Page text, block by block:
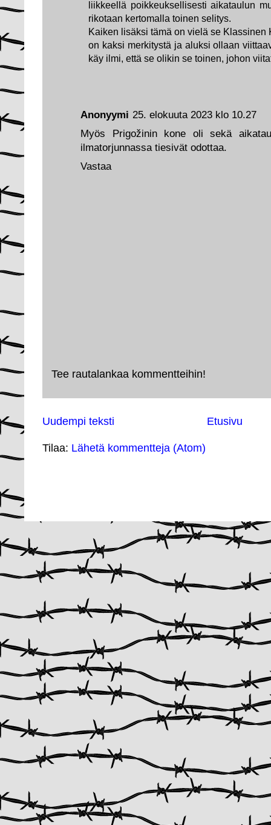
Anonyymi 25. elokuuta 2023 klo 10.27
Myös Prigožinin kone oli sekä
ilmatorjunnassa tiesivät odottaa.
Vastaa
liikkeellä poikkeuksellisesti aikataulun
rikotaan kertomalla toinen selitys.
Kaiken lisäksi tämä on vielä se
on kaksi merkitystä ja aluksi ollaan
käy ilmi, että se olikin se toinen, johon
Tee rautalankaa kommentteihin!
Uudempi teksti Etusivu
Tilaa: Lähetä kommentteja (Atom)